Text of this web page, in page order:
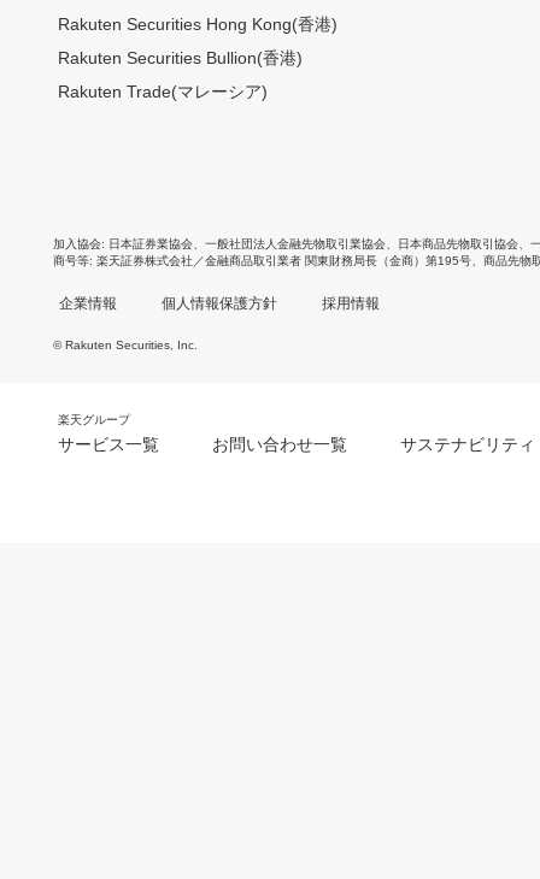
Rakuten Securities Hong Kong(香港)
Rakuten Securities Bullion(香港)
Rakuten Trade(マレーシア)
加入協会 日本証券業協会 一般社団法人金融先物取引業協会 日本商品先物取引協会
商号等 楽天証券株式会社／金融商品取引業者 関東財務局長（金商）第195号、商品先物
企業情報 個人情報保護方針 採用情報
© Rakuten Securities, Inc.
楽天グループ
サービス一覧 お問い合わせ一覧 サステナビリティ